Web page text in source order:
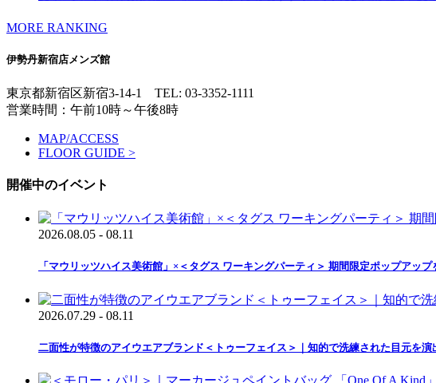
MORE RANKING
伊勢丹新宿店メンズ館
東京都新宿区新宿3-14-1 TEL: 03-3352-1111
営業時間：午前10時～午後8時
MAP/ACCESS
FLOOR GUIDE >
開催中のイベント
2026.08.05 - 08.11
「マウリッツハイス美術館」×＜タグス ワーキングパーティ＞ 期間限定ポップアップ
2026.07.29 - 08.11
二面性が特徴のアイウエアブランド＜トゥーフェイス＞｜知的で洗練された目元を演